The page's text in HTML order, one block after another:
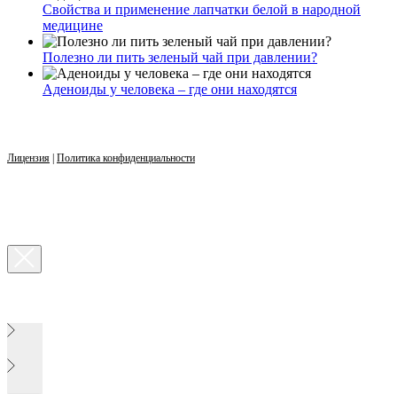
Свойства и применение лапчатки белой в народной
медицине
Полезно ли пить зеленый чай при давлении?
Аденоиды у человека – где они находятся
Лицензия Политика конфиденциальности